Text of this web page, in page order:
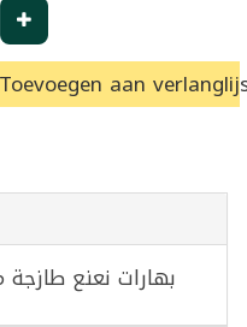
Toevoegen aan
بهارات نعنع